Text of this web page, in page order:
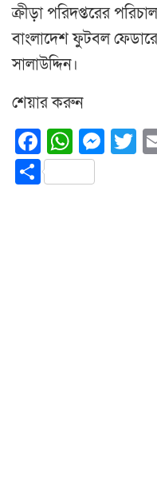
ক্রীড়া পরিদপ্তরের
বাংলাদেশ ফুটবল
সালাউদ্দিন।
শেয়ার করুন
Facebook
Share